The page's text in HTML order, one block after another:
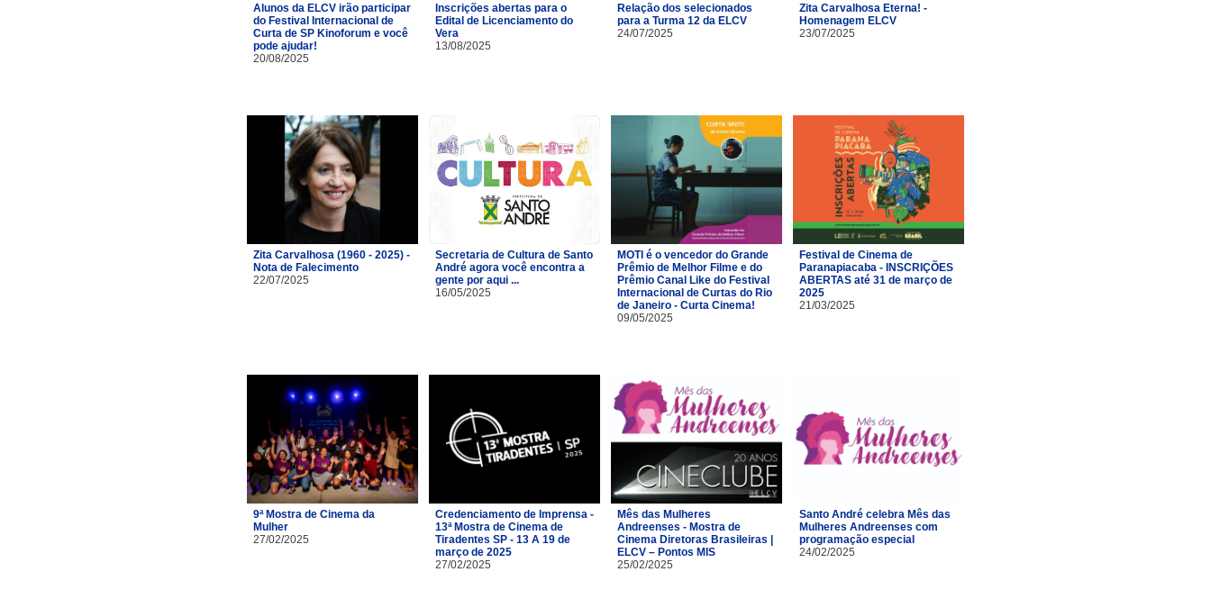
Alunos da ELCV irão participar
do Festival Internacional de
Curta de SP Kinoforum e você
pode ajudar!
20/08/2025
Inscrições abertas para o
Edital de Licenciamento do
Vera
13/08/2025
Relação dos selecionados
para a Turma 12 da ELCV
24/07/2025
Zita Carvalhosa Eterna! -
Homenagem ELCV
23/07/2025
Zita Carvalhosa (1960 - 2025) -
Nota de Falecimento
22/07/2025
Secretaria de Cultura de Santo
André agora você encontra a
gente por aqui ...
16/05/2025
MOTI é o vencedor do Grande
Prêmio de Melhor Filme e do
Prêmio Canal Like do Festival
Internacional de Curtas do Rio
de Janeiro - Curta Cinema!
09/05/2025
Festival de Cinema de
Paranapiacaba - INSCRIÇÕES
ABERTAS até 31 de março de
2025
21/03/2025
9ª Mostra de Cinema da
Mulher
27/02/2025
Credenciamento de Imprensa -
13ª Mostra de Cinema de
Tiradentes SP - 13 A 19 de
março de 2025
27/02/2025
Mês das Mulheres
Andreenses - Mostra de
Cinema Diretoras Brasileiras |
ELCV – Pontos MIS
25/02/2025
Santo André celebra Mês das
Mulheres Andreenses com
programação especial
24/02/2025